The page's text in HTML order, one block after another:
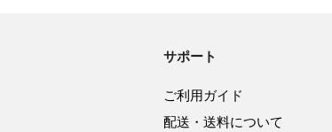
サポート
ご利用ガイド
配送・送料について